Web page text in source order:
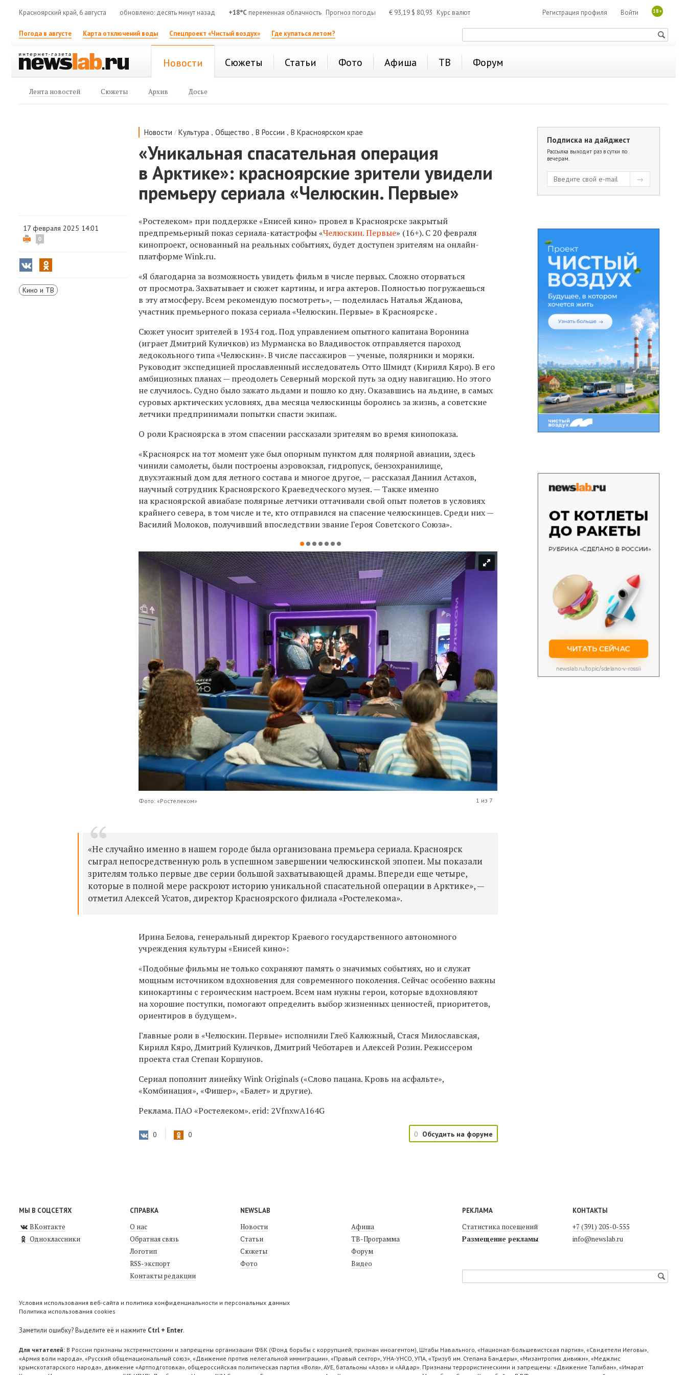
Красноярский край, 6 августа обновлено: десять минут назад +18°C переменная облачность Прогноз погоды € 93,19 $ 80,93 Курс валют 18+
Войти
Регистрация профиля
Погода в августе Карта отключений воды Спецпроект «Чистый воздух» Где купаться летом?
Новости Сюжеты Статьи Фото Афиша ТВ Форум
Лента новостей Сюжеты Архив Досье
Новости /Культура ,Общество ,В России ,В Красноярском крае
«Уникальная спасательная операция
в Арктике»: красноярские зрители увидели
премьеру сериала «Челюскин. Первые»
17 февраля 2025 14:01
0
Кино и ТВ
«Ростелеком» при поддержке «Енисей кино» провел в Красноярске закрытый
предпремьерный показ сериала-катастрофы «Челюскин. Первые» (16+). С 20 февраля
кинопроект, основанный на реальных событиях, будет доступен зрителям на онлайн-
платформе Wink.ru.
«Я благодарна за возможность увидеть фильм в числе первых. Сложно оторваться
от просмотра. Захватывает и сюжет картины, и игра актеров. Полностью погружаешься
в эту атмосферу. Всем рекомендую посмотреть», — поделилась Наталья Жданова,
участник премьерного показа сериала «Челюскин. Первые» в Красноярске .
Сюжет уносит зрителей в 1934 год. Под управлением опытного капитана Воронина
(играет Дмитрий Куличков) из Мурманска во Владивосток отправляется пароход
ледокольного типа «Челюскин». В числе пассажиров — ученые, полярники и моряки.
Руководит экспедицией прославленный исследователь Отто Шмидт (Кирилл Кяро). В его
амбициозных планах — преодолеть Северный морской путь за одну навигацию. Но этого
не случилось. Судно было зажато льдами и пошло ко дну. Оказавшись на льдине, в самых
суровых арктических условиях, два месяца челюскинцы боролись за жизнь, а советские
летчики предпринимали попытки спасти экипаж.
О роли Красноярска в этом спасении рассказали зрителям во время кинопоказа.
«Красноярск на тот момент уже был опорным пунктом для полярной авиации, здесь
чинили самолеты, были построены аэровокзал, гидропуск, бензохранилище,
двухэтажный дом для летного состава и многое другое, — рассказал Даниил Астахов,
научный сотрудник Красноярского Краеведческого музея. — Также именно
на красноярской авиабазе полярные летчики оттачивали свой опыт полетов в условиях
крайнего севера, в том числе и те, кто отправился на спасение челюскинцев. Среди них —
Василий Молоков, получивший впоследствии звание Героя Советского Союза».
Фото: «Ростелеком» 1 из 7
«Не случайно именно в нашем городе была организована премьера сериала. Красноярск
сыграл непосредственную роль в успешном завершении челюскинской эпопеи. Мы показали
зрителям только первые две серии большой захватывающей драмы. Впереди еще четыре,
которые в полной мере раскроют историю уникальной спасательной операции в Арктике», —
отметил Алексей Усатов, директор Красноярского филиала «Ростелекома».
Ирина Белова, генеральный директор Краевого государственного автономного
учреждения культуры «Енисей кино»:
«Подобные фильмы не только сохраняют память о значимых событиях, но и служат
мощным источником вдохновения для современного поколения. Сейчас особенно важны
кинокартины с героическим настроем. Всем нам нужны герои, которые вдохновляют
на хорошие поступки, помогают определить выбор жизненных ценностей, приоритетов,
ориентиров в будущем».
Главные роли в «Челюскин. Первые» исполнили Глеб Калюжный, Стася Милославская,
Кирилл Кяро, Дмитрий Куличков, Дмитрий Чеботарев и Алексей Розин. Режиссером
проекта стал Степан Коршунов.
Сериал пополнит линейку Wink Originals («Слово пацана. Кровь на асфальте»,
«Комбинация», «Фишер», «Балет» и другие).
Реклама. ПАО «Ростелеком». erid: 2VfnxwA164G
0 0 0 Обсудить на форуме
Подписка на дайджест
Рассылка выходит раз в сутки по
вечерам.
МЫ В СОЦСЕТЯХ
ВКонтакте
Одноклассники
СПРАВКА
О нас
Обратная связь
Логотип
RSS-экспорт
Контакты редакции
NEWSLAB
Новости
Статьи
Сюжеты
Фото
Афиша
ТВ-Программа
Форум
Видео
РЕКЛАМА
Статистика посещений
Размещение рекламы
КОНТАКТЫ
+7 (391) 205-0-555
info@newslab.ru
Условия использования веб-сайта и политика конфиденциальности и персональных данных
Политика использования cookies
Заметили ошибку? Выделите её и нажмите Ctrl + Enter.
Для читателей: В России признаны экстремистскими и запрещены организации ФБК (Фонд борьбы с коррупцией, признан иноагентом), Штабы Навального, «Национал-большевистская партия», «Свидетели Иеговы»,
«Армия воли народа», «Русский общенациональный союз», «Движение против нелегальной иммиграции», «Правый сектор», УНА-УНСО, УПА, «Тризуб им. Степана Бандеры», «Мизантропик дивижн», «Меджлис
крымскотатарского народа», движение «Артподготовка», общероссийская политическая партия «Воля», АУЕ, батальоны «Азов» и «Айдар». Признаны террористическими и запрещены: «Движение Талибан», «Имарат